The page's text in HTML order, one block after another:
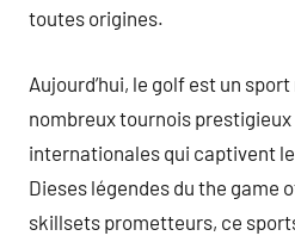
toutes origines.
Aujourd’hui, le golf est un
nombreux tournois
internationales qui captivent
Dieses légendes du the game
skillsets prometteurs, ce